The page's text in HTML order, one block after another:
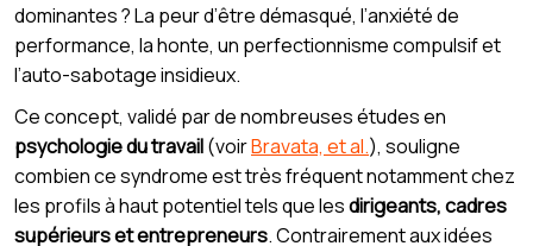
dominantes ? La peur d’être démasqué, l’anxiété de
performance, la honte, un perfectionnisme compulsif et
l’auto-sabotage insidieux.
Ce concept, validé par de nombreuses études en
psychologie du travail(voirBravata, et al.), souligne
combien ce syndrome est très fréquent notamment chez
les profils à haut potentiel tels que lesdirigeants, cadres
supérieurs et entrepreneurs. Contrairement aux idées